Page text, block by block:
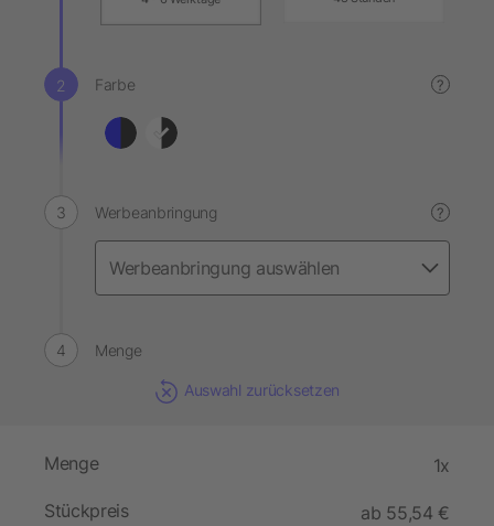
Farbe ?
Werbeanbringung ?
Menge
Auswahl zurücksetzen
Menge 1x
Stückpreis
ab 55,54 €